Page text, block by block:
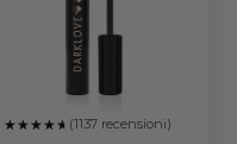
(1137 recensioni)